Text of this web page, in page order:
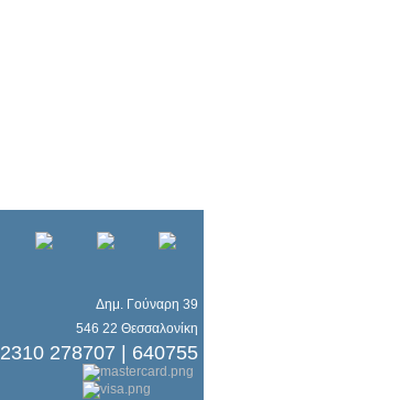
Δημ. Γούναρη 39
546 22 Θεσσαλονίκη
2310 278707 | 640755